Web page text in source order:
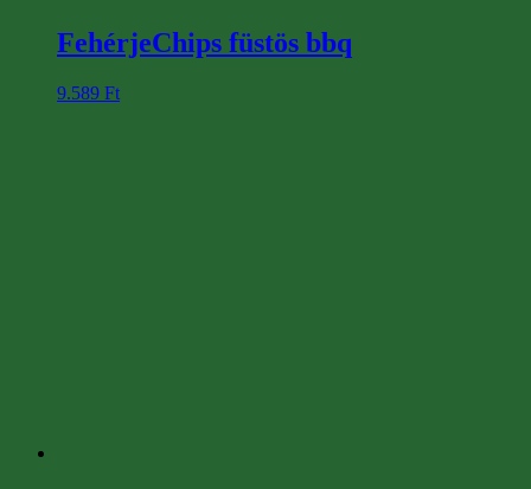
FehérjeChips füstös bbq
9.589 Ft